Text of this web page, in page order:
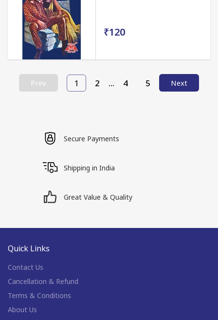
₹120
Prev 1 2 ... 4 5 Next
Secure Payments
Shipping in India
Great Value & Quality
Quick Links
Contact Us
Cancellation & Refund
Terms & Conditions
About Us